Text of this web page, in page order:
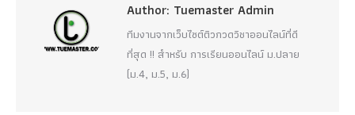
Author: Tuemaster Admin
ทีมงานจากเว็บไซต์ติวกวดวิชาออนไลน์ที่ดี
ที่สุด !! สำหรับ การเรียนออนไลน์ ม.ปลาย
(ม.4, ม.5, ม.6)